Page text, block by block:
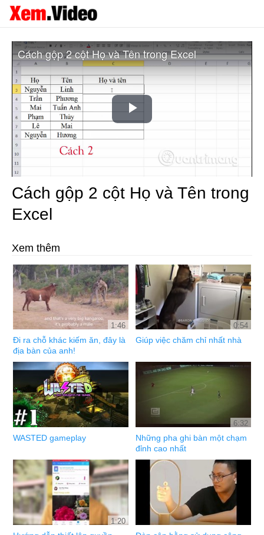
Play
Video
Cách gộp 2 cột Họ và Tên trong Excel
Cách gộp 2 cột Họ và Tên trong
Excel
Xem thêm
1:46
Đi ra chỗ khác kiếm ăn, đây là
địa bàn của anh!
0:54
Giúp việc chăm chỉ nhất nhà
WASTED gameplay
6:32
Những pha ghi bàn một chạm
đỉnh cao nhất
1:20